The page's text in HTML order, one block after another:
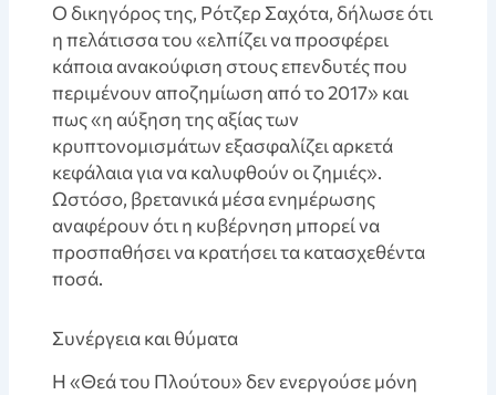
Ο δικηγόρος της, Ρότζερ Σαχότα, δήλωσε ότι
η πελάτισσα του «ελπίζει να προσφέρει
κάποια ανακούφιση στους επενδυτές που
περιμένουν αποζημίωση από το 2017» και
πως «η αύξηση της αξίας των
κρυπτονομισμάτων εξασφαλίζει αρκετά
κεφάλαια για να καλυφθούν οι ζημιές».
Ωστόσο, βρετανικά μέσα ενημέρωσης
αναφέρουν ότι η κυβέρνηση μπορεί να
προσπαθήσει να κρατήσει τα κατασχεθέντα
ποσά.
Συνέργεια και θύματα
Η «Θεά του Πλούτου» δεν ενεργούσε μόνη